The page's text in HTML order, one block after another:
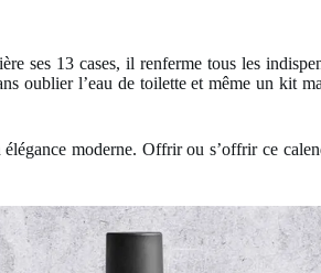
ses 13 cases, il renferme tous les
oublier l’eau de toilette et même un kit
moderne. Offrir ou s’offrir ce